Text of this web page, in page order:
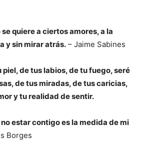
quiere a ciertos amores, a la
y sin mirar atrás. – Jaime Sabines
piel, de tus labios, de tu fuego, seré
de tus miradas, de tus caricias,
y tu realidad de sentir.
estar contigo es la medida de mi
Borges